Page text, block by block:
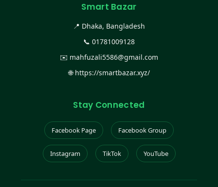
Smart Bazar
📍 Dhaka, Bangladesh
📞 01781009128
✉️ mahfuzali5586@gmail.com
🌐 https://smartbazar.xyz/
Stay Connected
Facebook Page Facebook Group
Instagram TikTok YouTube